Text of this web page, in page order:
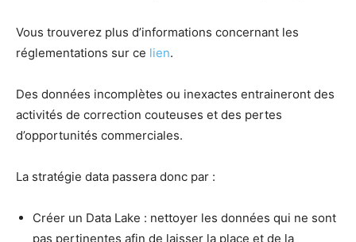
Vous trouverez plus d’informations concernant les
réglementations sur ce lien.
Des données incomplètes ou inexactes entraineront des
activités de correction couteuses et des pertes
d’opportunités commerciales.
La stratégie data passera donc par :
Créer un Data Lake : nettoyer les données qui ne sont
pas pertinentes afin de laisser la place et de la